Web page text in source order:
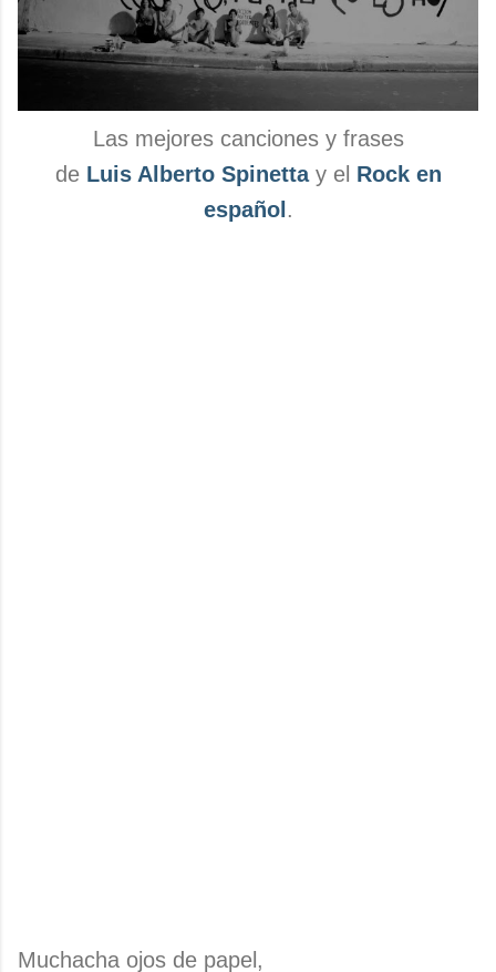
Las mejores canciones y frases
de Luis Alberto Spinettay el Rock en
español .
Muchacha ojos de papel,